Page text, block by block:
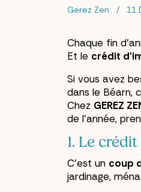
Gerez Zen 11
Crédit d’impôts
Chaque fin
Et le crédit
Si vous avez
dans le Béarn,
Chez GEREZ
de l'année,
1. Le
C'est un coup
jardinage,